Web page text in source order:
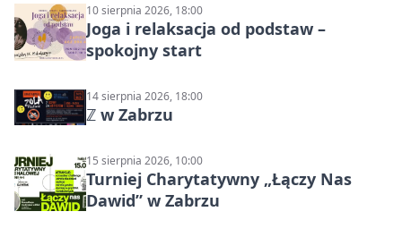
10 sierpnia 2026, 18:00
Joga i relaksacja od podstaw –
spokojny start
14 sierpnia 2026, 18:00
ℤ w Zabrzu
15 sierpnia 2026, 10:00
Turniej Charytatywny „Łączy Nas
Dawid” w Zabrzu